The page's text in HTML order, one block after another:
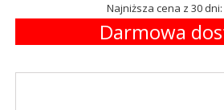
Najniższa cena z 30 dni:
Darmowa